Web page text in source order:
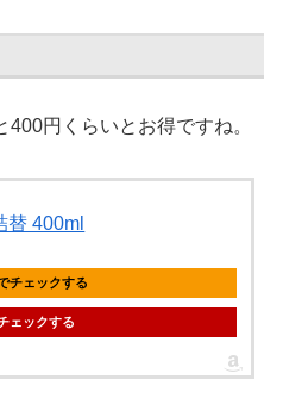
円くらいとお得ですね。
替 400ml
チェックする
ェックする